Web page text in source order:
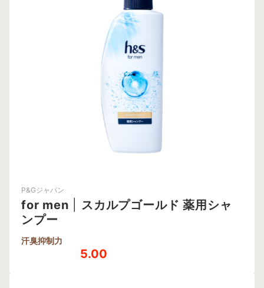
P&Gジャパン
for men
スカルプゴールド 薬用シャ
ンプー
汗臭抑制力
5.00